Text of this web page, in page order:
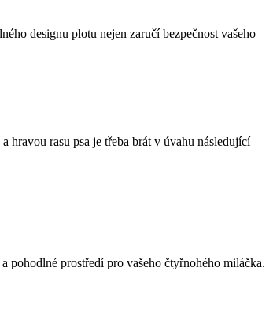
designu plotu nejen zaručí bezpečnost vašeho
hravou rasu psa je třeba brát v úvahu následující
pohodlné prostředí pro vašeho čtyřnohého miláčka.